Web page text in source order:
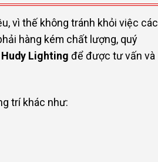
vì thế không tránh khỏi việc các
hàng kém chất lượng, quý
Hudy Lighting để được tư vấn và
trí khác như: